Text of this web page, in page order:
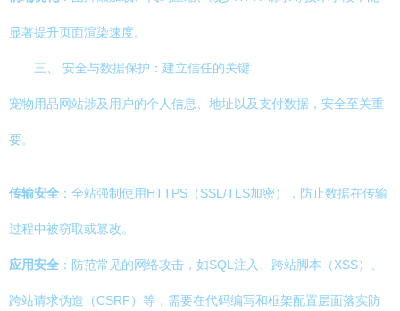
显著提升页面渲染速度。
三、 安全与数据保护：建立信任的关键
宠物用品网站涉及用户的个人信息、地址以及支付数据，安全至关重
要。
传输安全 ：全站强制使用HTTPS（SSL/TLS加密），防止数据在传输
过程中被窃取或篡改。
应用安全 ：防范常见的网络攻击，如SQL注入、跨站脚本（XSS）、
跨站请求伪造（CSRF）等，需要在代码编写和框架配置层面落实防